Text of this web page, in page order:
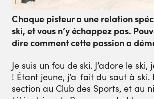
Chaque pisteur a une relation
ski, et vous n’y échappez pas.
dire comment cette passion a
Je suis un fou de ski. J’adore le ski,
! Étant jeune, j’ai fait du saut à
section au Club des Sports, et au